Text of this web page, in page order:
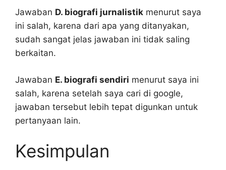
Jawaban D. biografi jurnalistik menurut saya
ini salah, karena dari apa yang ditanyakan,
sudah sangat jelas jawaban ini tidak saling
berkaitan.
Jawaban E. biografi sendiri menurut saya ini
salah, karena setelah saya cari di google,
jawaban tersebut lebih tepat digunkan untuk
pertanyaan lain.
Kesimpulan